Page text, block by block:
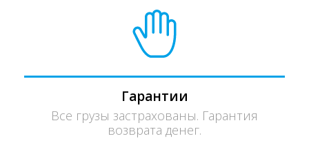
Гарантии
Все грузы застрахованы. Гарантия
возврата денег.